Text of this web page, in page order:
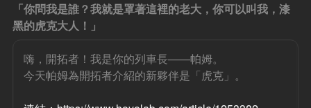
「你問我是誰？我就是罩著這裡的老大，你可以叫我，漆
黑的虎克大人！」
嗨，開拓者！我是你的列車長——帕姆。
今天帕姆為開拓者介紹的新夥伴是「虎克」。